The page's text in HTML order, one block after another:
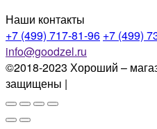
Наши контакты
+7 (499) 717-81-96 +7 (499)
info@goodzel.ru
©2018-2023 Хороший –
защищены |